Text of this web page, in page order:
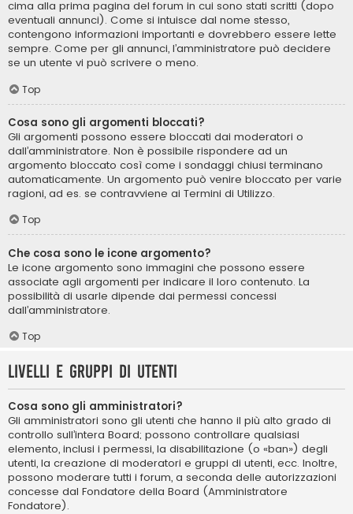
cima alla prima pagina del forum in cui sono stati scritti (dopo
eventuali annunci). Come si intuisce dal nome stesso,
contengono informazioni importanti e dovrebbero essere lette
sempre. Come per gli annunci, l’amministratore può decidere
se un utente vi può scrivere o meno.
Top
Cosa sono gli argomenti bloccati?
Gli argomenti possono essere bloccati dai moderatori o
dall’amministratore. Non è possibile rispondere ad un
argomento bloccato così come i sondaggi chiusi terminano
automaticamente. Un argomento può venire bloccato per varie
ragioni, ad es. se contravviene ai Termini di Utilizzo.
Top
Che cosa sono le icone argomento?
Le icone argomento sono immagini che possono essere
associate agli argomenti per indicare il loro contenuto. La
possibilità di usarle dipende dai permessi concessi
dall’amministratore.
Top
Livelli e gruppi di utenti
Cosa sono gli amministratori?
Gli amministratori sono gli utenti che hanno il più alto grado di
controllo sull’intera Board; possono controllare qualsiasi
elemento, inclusi i permessi, la disabilitazione (o «ban») degli
utenti, la creazione di moderatori e gruppi di utenti, ecc. Inoltre,
possono moderare tutti i forum, a seconda delle autorizzazioni
concesse dal Fondatore della Board (Amministratore
Fondatore).